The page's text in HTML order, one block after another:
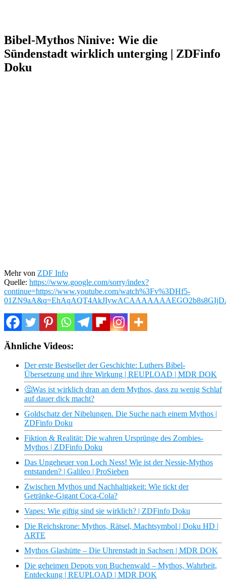
Bibel-Mythos Ninive: Wie die
Sündenstadt wirklich unterging | ZDFinfo
Doku
Mehr von ZDF Info
Quelle: https://www.google.com/sorry/index?
continue=https://www.youtube.com/watch%3Fv%3DHf5-
Ähnliche Videos:
Der erste Bestseller der Geschichte: Luthers Bibel-
Übersetzung und ihre Wirkung | REUPLOAD | MDR DOK
🤔Was ist wirklich dran an dem Mythos, dass zu wenig Schlaf
auf dauer dick macht?
Goldschatz der Nibelungen. Die Suche nach einem Mythos |
ZDFinfo Doku
Fiktion & Realität: Die wahren Ursprünge des Zombies-
Mythos | ZDFinfo Doku
Das Ungeheuer von Loch Ness! Wie ist der Nessie-Mythos
entstanden? | Galileo | ProSieben
Zwischen Mythos und Nachhaltigkeit: Wie tickt der
Getränke-Gigant Coca-Cola?
Vapes: Wie giftig sind sie wirklich? | ZDFinfo Doku
Die Reichskrone: Mythos, Rätsel, Machtsymbol | Doku HD |
ARTE
Mythos Glashütte – Die Uhrenstadt in Sachsen | MDR DOK
Die geheimen Depots von Buchenwald – Mythos, Wahrheit,
Entdeckung | REUPLOAD | MDR DOK